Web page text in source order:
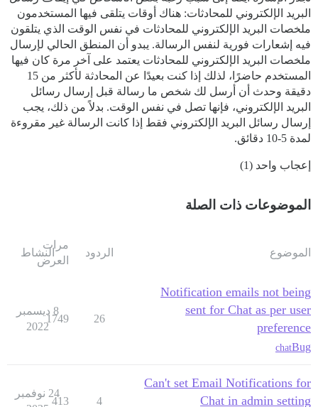
البريد الإلكتروني للمحادثات: هناك أوقات يتلقى فيها المستخدمون
ملخصات البريد الإلكتروني للمحادثات في نفس الوقت الذي يتلقون
فيه إشعارات فورية لنفس الرسالة. يبدو أن المنطق الحالي لإرسال
ملخصات البريد الإلكتروني للمحادثات يعتمد على آخر مرة كان فيها
المستخدم حاضرًا، لذلك إذا كنت بعيدًا عن المحادثة لأكثر من 15
دقيقة وحدث أن أرسل لك شخص ما رسالة قبل إرسال رسائل
البريد الإلكتروني، فإنها تصل في نفس الوقت. بدلاً من ذلك، يجب
إرسال رسائل البريد الإلكتروني فقط إذا كانت الرسالة غير مقروءة
لمدة 5-10 دقائق.
إعجاب واحد (1)
الموضوعات ذات الصلة
الموضوع الردود
مرات
العرض
النشاط
Notification emails not being
sent for Chat as per user
preference
Bug
chat
26
1749
8 ديسمبر
2022
Can't set Email Notifications for
Chat in admin setting
4
413
24 نوفمبر